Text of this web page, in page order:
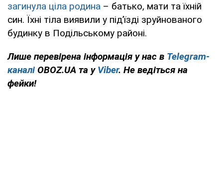
загинула ціла родина – батько, мати та їхній
син. Їхні тіла виявили у під’їзді зруйнованого
будинку в Подільському районі.
Лише перевірена інформація у нас в Telegram-
каналі OBOZ.UA та у Viber. Не ведіться на
фейки!